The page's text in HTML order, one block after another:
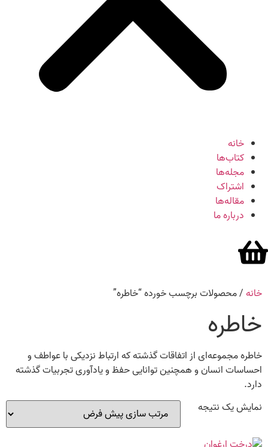
خانه
کتاب‌ها
مجله‌ها
اشتراک
مقاله‌ها
درباره ما
خانه/ محصولات برچسب خورده “خاطره”
خاطره
خاطره مجموعه‌ای از اتفاقات گذشته که ارتباطنزدیکی با عواطف و
احساسات انسان و همچنین توانایی حفظ و یادآوری تجربیات گذشته
دارد.
نمایش یک نتیجه